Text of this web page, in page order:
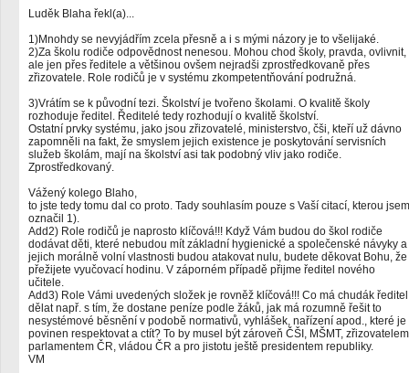
Luděk Blaha řekl(a)...
1)Mnohdy se nevyjádřím zcela přesně a i s mými názory je to všelijaké.
2)Za školu rodiče odpovědnost nenesou. Mohou chod školy, pravda, ovlivnit,
ale jen přes ředitele a většinou ovšem nejradši zprostředkovaně přes
zřizovatele. Role rodičů je v systému zkompetentňování podružná.
3)Vrátím se k původní tezi. Školství je tvořeno školami. O kvalitě školy
rozhoduje ředitel. Ředitelé tedy rozhodují o kvalitě školství.
Ostatní prvky systému, jako jsou zřizovatelé, ministerstvo, čši, kteří už dávno
zapomněli na fakt, že smyslem jejich existence je poskytování servisních
služeb školám, mají na školství asi tak podobný vliv jako rodiče.
Zprostředkovaný.
Vážený kolego Blaho,
to jste tedy tomu dal co proto. Tady souhlasím pouze s Vaší citací, kterou jsem
označil 1).
Add2) Role rodičů je naprosto klíčová!!! Když Vám budou do škol rodiče
dodávat děti, které nebudou mít základní hygienické a společenské návyky a
jejich morálně volní vlastnosti budou atakovat nulu, budete děkovat Bohu, že
přežijete vyučovací hodinu. V záporném případě přijme ředitel nového
učitele.
Add3) Role Vámi uvedených složek je rovněž klíčová!!! Co má chudák ředitel
dělat např. s tím, že dostane peníze podle žáků, jak má rozumně řešit to
nesystémové běsnění v podobě normativů, vyhlášek, nařízení apod., které je
povinen respektovat a ctít? To by musel být zároveň ČŠI, MŠMT,
parlamentem ČR, vládou ČR a pro jistotu ještě presidentem republiky.
VM